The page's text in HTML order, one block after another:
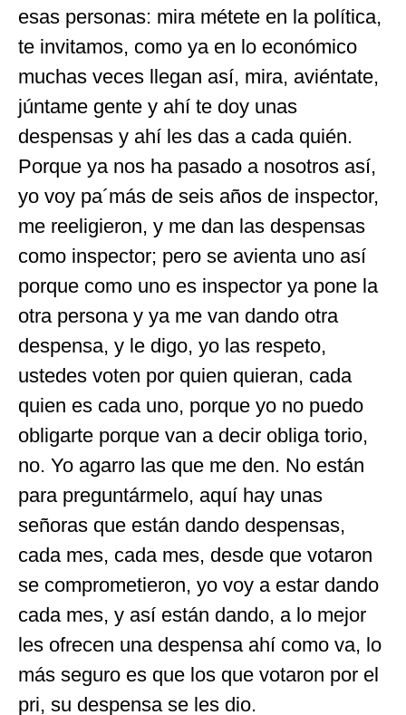
esas personas: mira métete en la política,
te invitamos, como ya en lo económico
muchas veces llegan así, mira, aviéntate,
júntame gente y ahí te doy unas
despensas y ahí les das a cada quién.
Porque ya nos ha pasado a nosotros así,
yo voy pa´más de seis años de inspector,
me reeligieron, y me dan las despensas
como inspector; pero se avienta uno así
porque como uno es inspector ya pone la
otra persona y ya me van dando otra
despensa, y le digo, yo las respeto,
ustedes voten por quien quieran, cada
quien es cada uno, porque yo no puedo
obligarte porque van a decir obliga torio,
no. Yo agarro las que me den. No están
para preguntármelo, aquí hay unas
señoras que están dando despensas,
cada mes, cada mes, desde que votaron
se comprometieron, yo voy a estar dando
cada mes, y así están dando, a lo mejor
les ofrecen una despensa ahí como va, lo
más seguro es que los que votaron por el
pri, su despensa se les dio.